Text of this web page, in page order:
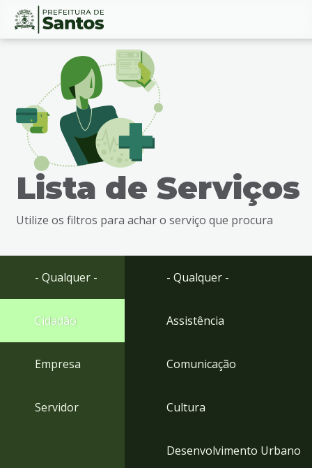
Ir
busca
Ir
rodapé
Conteúdo
Lista de Serviços
Utilize os filtros para achar o serviço que procura
- Qualquer -
Cidadão
Empresa
Servidor
- Qualquer -
Assistência
Comunicação
Cultura
Desenvolvimento Urbano